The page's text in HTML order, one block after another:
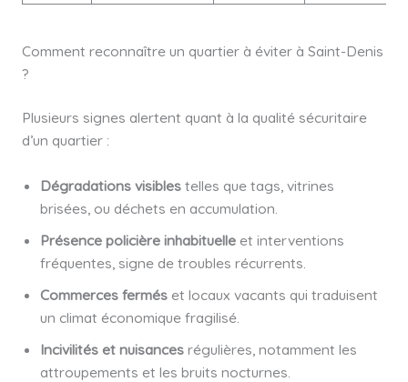
Comment reconnaître un quartier à éviter à Saint-Denis
?
Plusieurs signes alertent quant à la qualité sécuritaire
d’un quartier :
Dégradations visiblestelles que tags, vitrines
brisées, ou déchets en accumulation.
Présence policière inhabituelleet interventions
fréquentes, signe de troubles récurrents.
Commerces ferméset locaux vacants qui traduisent
un climat économique fragilisé.
Incivilités et nuisancesrégulières, notamment les
attroupements et les bruits nocturnes.